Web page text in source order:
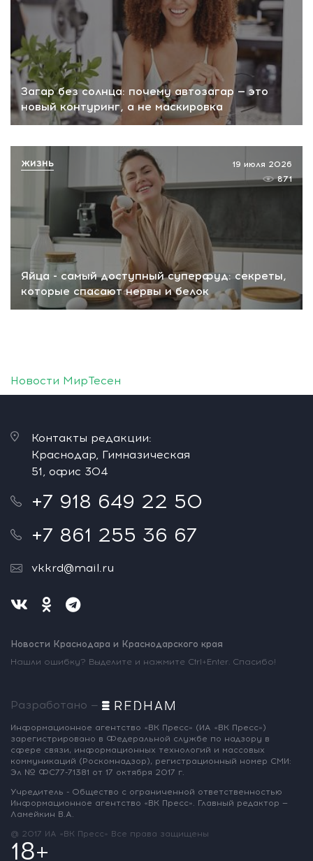
Загар без солнца: почему автозагар — это
новый контуринг, а не маскировка
Яйца - самый доступный суперфуд: секреты,
которые спасают нервы и белок
19 июля 2026
871
ЖИЗНЬ
Новости МирТесен
Контакты редакции:
Краснодар, Гимназическая
51, офис 304
+7 918 649 22 50
+7 861 255 36 67
vkkrd@mail.ru
Новости Краснодара и Краснодарского края
Нашли ошибку? Выделите и нажмите Ctrl+Enter. Спасибо!
Разработано —
Информационное агентство «ВК Пресс» (ИА «ВК Пресс»)
зарегистрировано в Федеральной службе по надзору в
сфере связи, информационных технологий и массовых
коммуникаций (Роскомнадзор), регистрационный номер СМИ:
Эл № ФС77-71381 от 17 октября 2017 г.
Учредитель - Общество с ограниченной ответственностью
Информационное агентство «ВК Пресс». Главный редактор —
Ламейкин В.А.
@ 2017 ИА «ВК Пресс» Все права защищены
18+